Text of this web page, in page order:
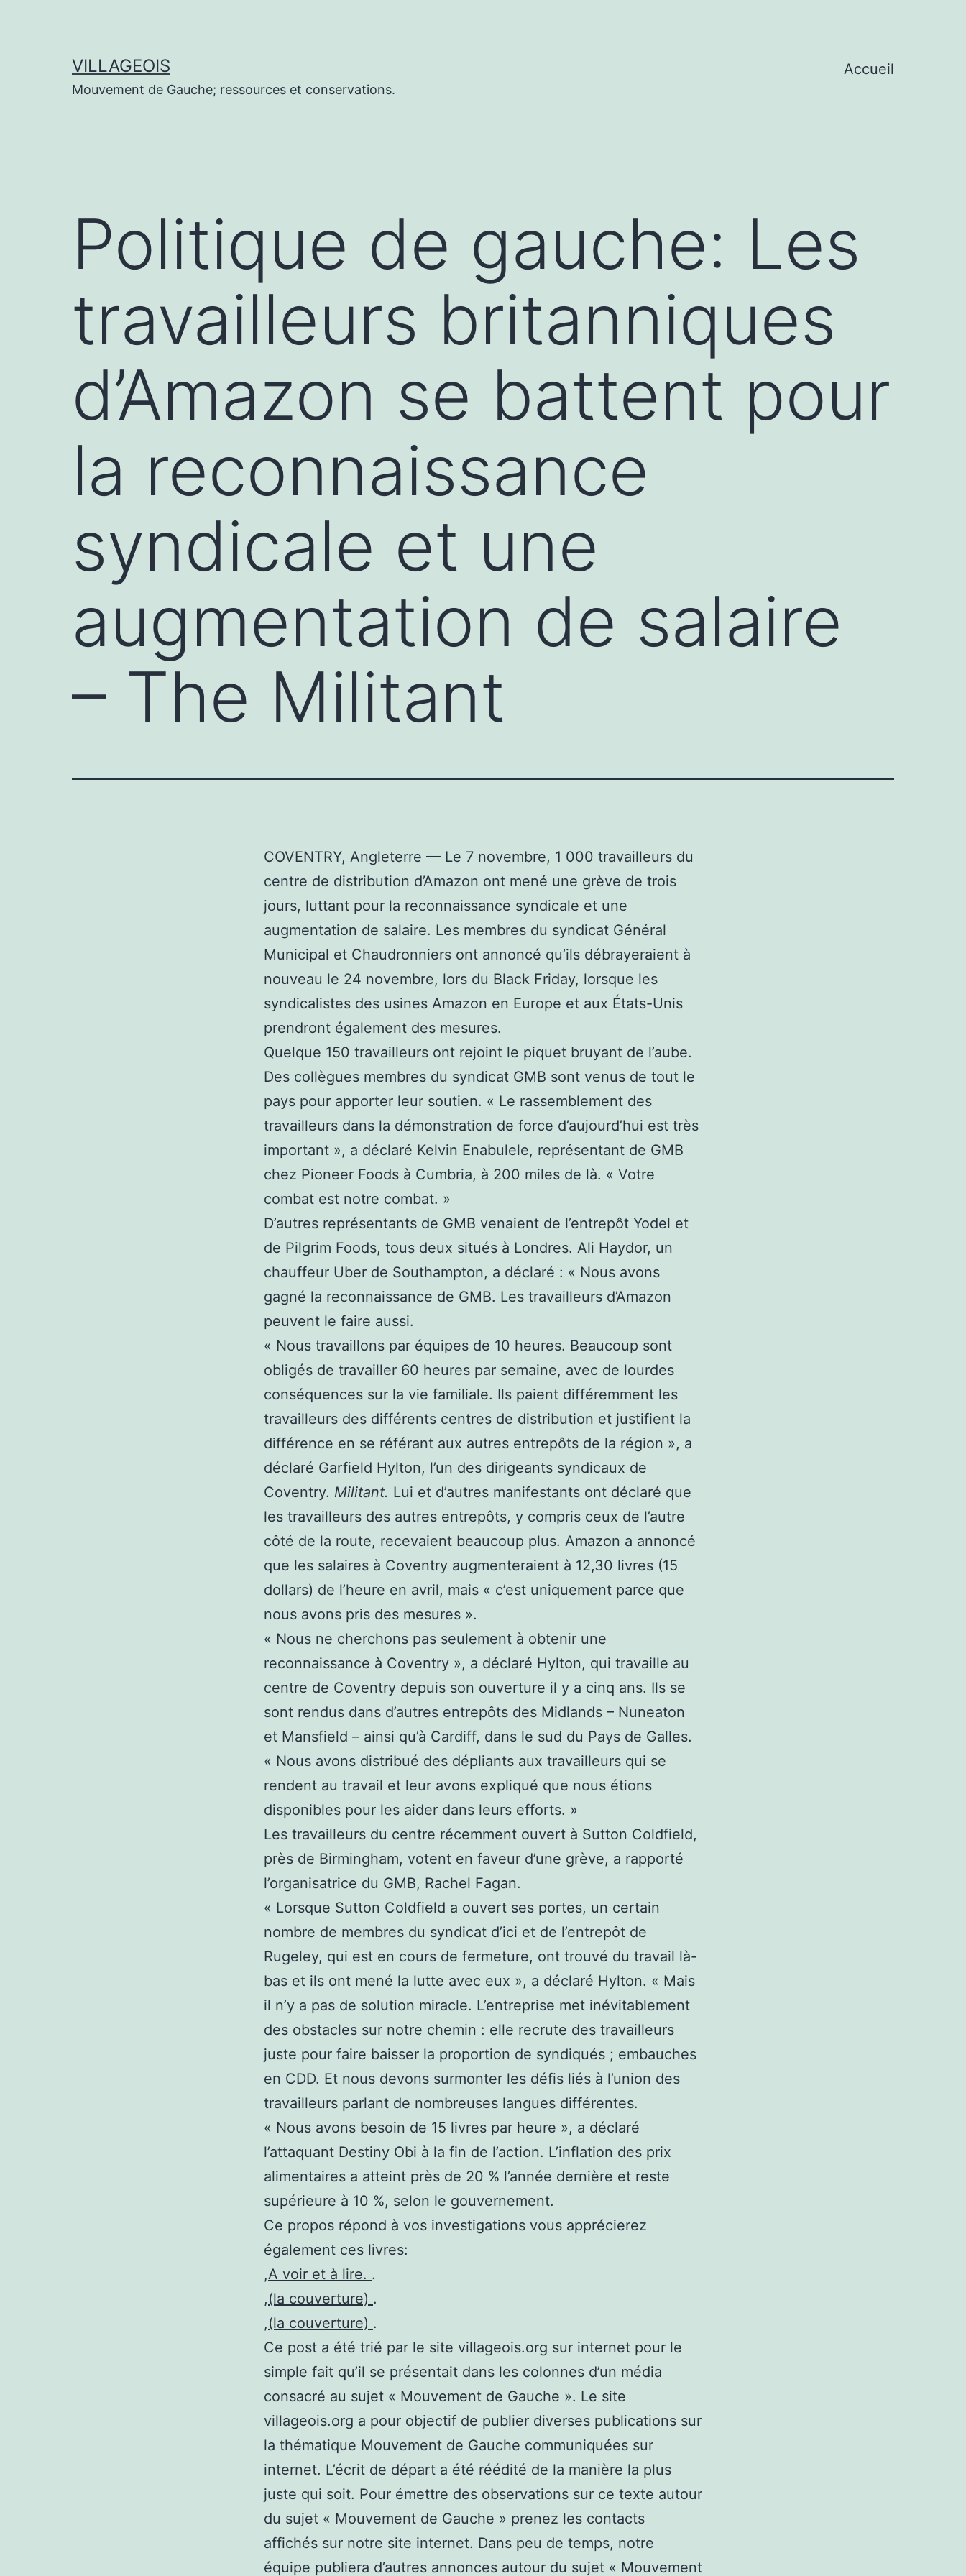
VILLAGEOIS
Mouvement de Gauche; ressources et conservations.
Accueil
Politique de gauche: Les
travailleurs britanniques
d’Amazon se battent pour
la reconnaissance
syndicale et une
augmentation de salaire
– The Militant
COVENTRY, Angleterre — Le 7 novembre, 1 000 travailleurs du
centre de distribution d’Amazon ont mené une grève de trois
jours, luttant pour la reconnaissance syndicale et une
augmentation de salaire. Les membres du syndicat Général
Municipal et Chaudronniers ont annoncé qu’ils débrayeraient à
nouveau le 24 novembre, lors du Black Friday, lorsque les
syndicalistes des usines Amazon en Europe et aux États-Unis
prendront également des mesures.
Quelque 150 travailleurs ont rejoint le piquet bruyant de l’aube.
Des collègues membres du syndicat GMB sont venus de tout le
pays pour apporter leur soutien. « Le rassemblement des
travailleurs dans la démonstration de force d’aujourd’hui est très
important », a déclaré Kelvin Enabulele, représentant de GMB
chez Pioneer Foods à Cumbria, à 200 miles de là. « Votre
combat est notre combat. »
D’autres représentants de GMB venaient de l’entrepôt Yodel et
de Pilgrim Foods, tous deux situés à Londres. Ali Haydor, un
chauffeur Uber de Southampton, a déclaré : « Nous avons
gagné la reconnaissance de GMB. Les travailleurs d’Amazon
peuvent le faire aussi.
« Nous travaillons par équipes de 10 heures. Beaucoup sont
obligés de travailler 60 heures par semaine, avec de lourdes
conséquences sur la vie familiale. Ils paient différemment les
travailleurs des différents centres de distribution et justifient la
différence en se référant aux autres entrepôts de la région », a
déclaré Garfield Hylton, l’un des dirigeants syndicaux de
Coventry. Militant. Lui et d’autres manifestants ont déclaré que
les travailleurs des autres entrepôts, y compris ceux de l’autre
côté de la route, recevaient beaucoup plus. Amazon a annoncé
que les salaires à Coventry augmenteraient à 12,30 livres (15
dollars) de l’heure en avril, mais « c’est uniquement parce que
nous avons pris des mesures ».
« Nous ne cherchons pas seulement à obtenir une
reconnaissance à Coventry », a déclaré Hylton, qui travaille au
centre de Coventry depuis son ouverture il y a cinq ans. Ils se
sont rendus dans d’autres entrepôts des Midlands – Nuneaton
et Mansfield – ainsi qu’à Cardiff, dans le sud du Pays de Galles.
« Nous avons distribué des dépliants aux travailleurs qui se
rendent au travail et leur avons expliqué que nous étions
disponibles pour les aider dans leurs efforts. »
Les travailleurs du centre récemment ouvert à Sutton Coldfield,
près de Birmingham, votent en faveur d’une grève, a rapporté
l’organisatrice du GMB, Rachel Fagan.
« Lorsque Sutton Coldfield a ouvert ses portes, un certain
nombre de membres du syndicat d’ici et de l’entrepôt de
Rugeley, qui est en cours de fermeture, ont trouvé du travail là-
bas et ils ont mené la lutte avec eux », a déclaré Hylton. « Mais
il n’y a pas de solution miracle. L’entreprise met inévitablement
des obstacles sur notre chemin : elle recrute des travailleurs
juste pour faire baisser la proportion de syndiqués ; embauches
en CDD. Et nous devons surmonter les défis liés à l’union des
travailleurs parlant de nombreuses langues différentes.
« Nous avons besoin de 15 livres par heure », a déclaré
l’attaquant Destiny Obi à la fin de l’action. L’inflation des prix
alimentaires a atteint près de 20 % l’année dernière et reste
supérieure à 10 %, selon le gouvernement.
Ce propos répond à vos investigations vous apprécierez
également ces livres:
,A voir et à lire. .
,(la couverture) .
,(la couverture) .
Ce post a été trié par le site villageois.org sur internet pour le
simple fait qu’il se présentait dans les colonnes d’un média
consacré au sujet « Mouvement de Gauche ». Le site
villageois.org a pour objectif de publier diverses publications sur
la thématique Mouvement de Gauche communiquées sur
internet. L’écrit de départ a été réédité de la manière la plus
juste qui soit. Pour émettre des observations sur ce texte autour
du sujet « Mouvement de Gauche » prenez les contacts
affichés sur notre site internet. Dans peu de temps, notre
équipe publiera d’autres annonces autour du sujet « Mouvement